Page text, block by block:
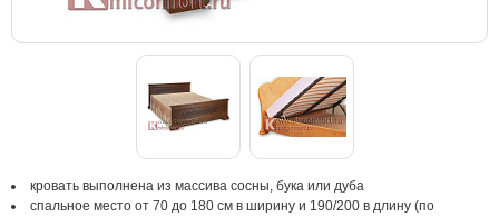
кровать выполнена из массива сосны, бука или дуба
спальное место от 70 до 180 см в ширину и 190/200 в длину (по